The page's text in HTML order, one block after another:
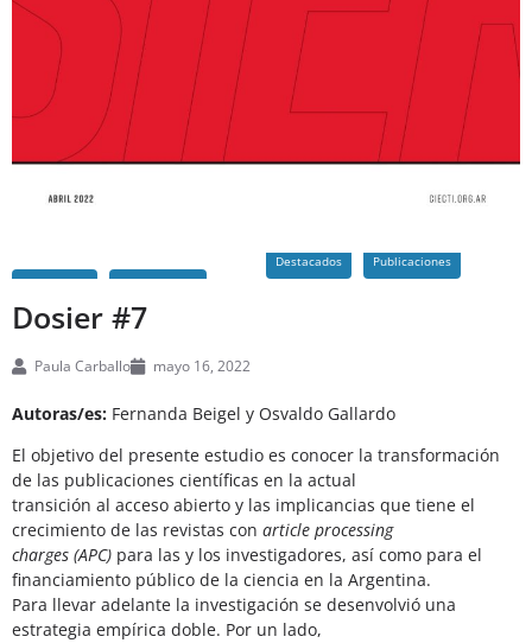
Destacados Publicaciones
Dosier #7
Paula Carballo mayo 16, 2022
Autoras/es: Fernanda Beigel y Osvaldo Gallardo
El objetivo del presente estudio es conocer la transformación
de las publicaciones científicas en la actual
transición al acceso abierto y las implicancias que tiene el
crecimiento de las revistas con article processing
charges (APC) para las y los investigadores, así como para el
financiamiento público de la ciencia en la Argentina.
Para llevar adelante la investigación se desenvolvió una
estrategia empírica doble. Por un lado,